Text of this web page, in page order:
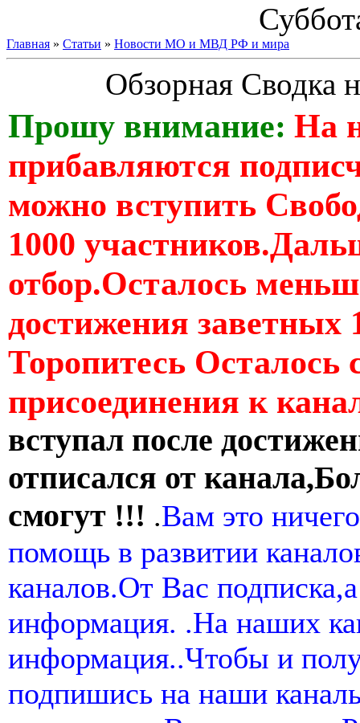
Главная » Статьи » Новости МО и МВД РФ и мира
Обзорная Сводка
Прошу внимание: На
прибавляются
можно вступить
1000
отбор.Осталось
достижения заветных
Торопитесь Осталось
присоединения к
вступал после
отписался от
смогут !!! .Вам это
помощь в развитии
каналов.От Вас
информация. .На наших
информация..Чтобы и
подпишись на наши